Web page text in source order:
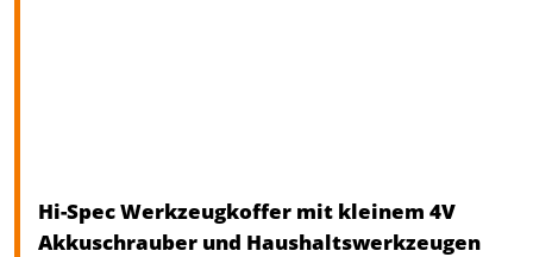
Hi-Spec Werkzeugkoffer mit kleinem 4V
Akkuschrauber und Haushaltswerkzeugen